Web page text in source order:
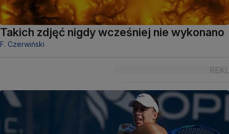
Takich zdjęć nigdy wcześniej nie wykonano
F. Czerwiński